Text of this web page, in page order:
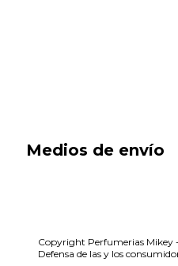
Medios de envío
Copyright Perfumerias Mikey -
Defensa de las y los